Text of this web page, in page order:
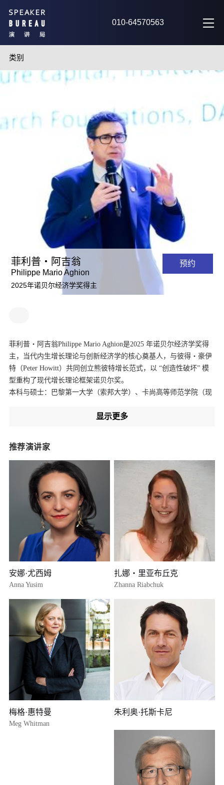
010-64570563
类别
菲利普・阿吉翁
Philippe Mario Aghion
预约
2025年诺贝尔经济学奖得主
菲利普・阿吉翁Philippe Mario Aghion是2025 年诺贝尔经济学奖得
主，当代内生增长理论与创新经济学的核心奠基人，与彼得・豪伊
特（Peter Howitt）共同创立熊彼特增长范式，以 “创造性破坏” 模
型重构了现代增长理论框架诺贝尔奖。
本科与硕士：巴黎第一大学（索邦大学）、卡尚高等师范学院（现
博士：哈佛大学经济学博士，师从埃里克・马斯金（Eric Maskin，
现任：法兰西学院讲座教授、欧洲工商管理学院（INSEAD）教
授、伦敦政治经济学院（LSE）百年经济学教授
曾任：哈佛大学罗伯特・瓦格纳经济学讲座教授（2002–2015）、
牛津大学、伦敦大学学院教授；欧洲复兴开发银行副首席经济学家
（1990）
学术兼职：美国艺术与科学院院士、计量经济学会会士、法国科学
核心学术成就（诺奖级贡献）
创立“熊彼特增长范式”（创造性破坏模型）
1992 年，与彼得・豪伊特在《计量经济学》发表《通过创造性破坏
实现增长的模型》，首次将熊彼特 “创造性破坏” 思想转化为严谨的
宏观经济数学模型，成为内生增长理论的里程碑。
模型核心逻辑：
新技术/ 新产品淘汰旧技术 / 旧产品，形成 “创新 — 淘汰 — 再创
新” 的动态循环；
增长停滞源于制度障碍（垄断、产权缺失、竞争不足），阻碍“创造
性破坏” 循环。
理论价值：把“创新” 从外生变量变为内生核心，为增长政策、产业
政策、创新治理提供了可量化的分析框架。
拓展内生增长理论体系
成为该领域经典教材。
研究创新的微观基础：企业异质性、融资约束、公司治理、知识产
拓展应用领域：增长与不平等、创新与社会流动、制度与长期发
显示更多
推荐演讲家
安娜·尤西姆
Anna Yusim
扎娜・里亚布丘克
Zhanna Riabchuk
梅格·惠特曼
Meg Whitman
朱利奥·托斯卡尼